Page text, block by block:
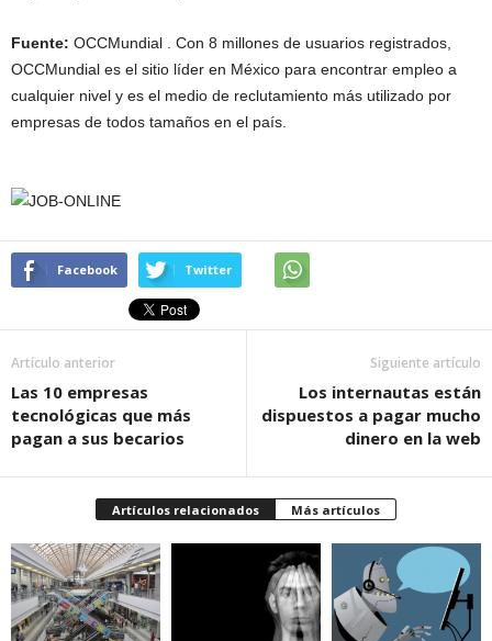
Fuente: OCCMundial . Con 8 millones de usuarios registrados,
OCCMundial es el sitio líder en México para encontrar empleo a
cualquier nivel y es el medio de reclutamiento más utilizado por
empresas de todos tamaños en el país.
Facebook Twitter
Artículo anterior
Las 10 empresas
tecnológicas que más
pagan a sus becarios
Siguiente artículo
Los internautas están
dispuestos a pagar mucho
dinero en la web
Artículos relacionados Más artículos